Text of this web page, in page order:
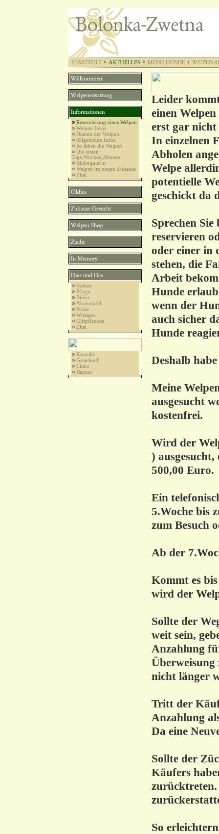
Reservierung eines Welpen
Welpen Infos
Namen der Welpen
Allgemeine Infos
So leben die Welpen
Die ersten
Tage,Wochen,Monate
Bildergalerie
Welpen im neuen Zuhause
Zitat
Farben
Pflege
Bilder
Ahnentafel
Preise
Witziges
Giftpflanzen
Zitat
Kontakt
Gästebuch
Links
Banner
Leider
einen
erst gar nicht
In einzelnen
Abholen
Welpe
potentielle
geschickt da
Sprechen
reservieren
oder einer in
stehen, die
Arbeit
Hunde
wenn der
auch sicher
Hunde
Deshalb
Meine
ausgesucht
kostenfrei.
Wird der
)
500,00 Euro.
Ein
5.Woche bis
zum Besuch
Ab der
Kommt es
wird der
Sollte der
weit sein,
Anzahlung
Überweisung
nicht länger
Tritt der
Anzahlung
Da eine
Sollte der
Käufers
So